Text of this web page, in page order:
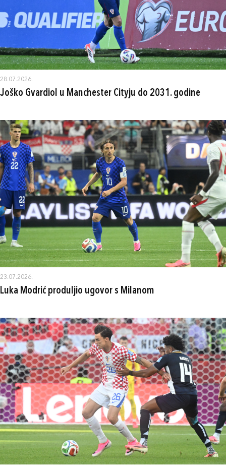
28.07.2026.
Joško Gvardiol u Manchester Cityju do 2031. godine
23.07.2026.
Luka Modrić produljio ugovor s Milanom